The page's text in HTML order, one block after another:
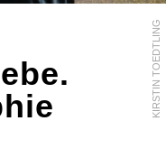
KIRSTIN TOEDTLING